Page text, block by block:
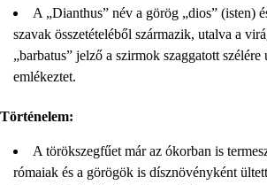
A „Dianthus” név a görög „dios” (isten)
szavak összetételéből származik, utalva a
„barbatus” jelző a szirmok szaggatott
emlékeztet.
Történelem:
A törökszegfűet már az ókorban is
rómaiak és a görögök is dísznövényként